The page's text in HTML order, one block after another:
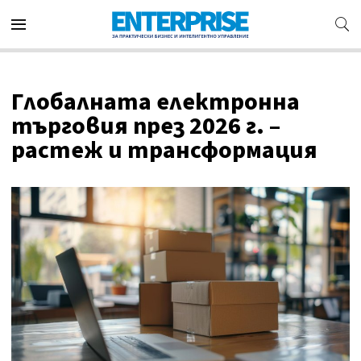
Глобалната електронна
търговия през 2026 г. –
растеж и трансформация